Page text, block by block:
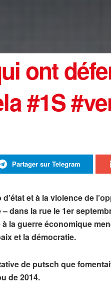
ont
#1S
Partager sur Telegram
d’état et à la violence de
dans la rue le 1er
la guerre économique
et la démocratie.
de putsch que
de 2014.